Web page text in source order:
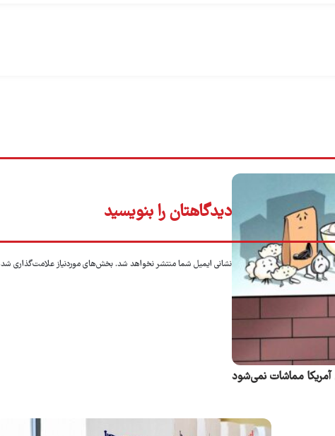
مماشات نمی‌شود
دیدگاهتان را بنویسید
نشانی ایمیل شما منتشر نخواهد شد.بخش‌های موردنیاز علامت‌گذاری